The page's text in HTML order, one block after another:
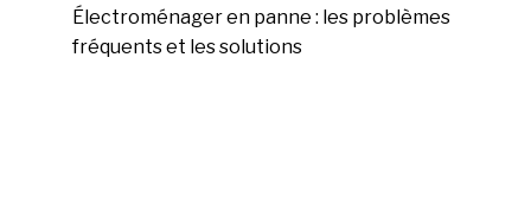
Électroménager en panne : les problèmes
fréquents et les solutions